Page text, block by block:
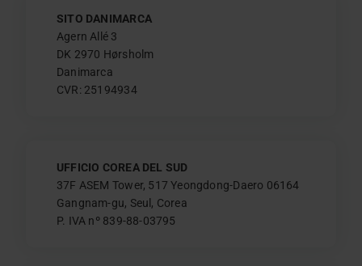
SITO DANIMARCA
Agern Allé 3
DK 2970 Hørsholm
Danimarca
CVR: 25194934
UFFICIO COREA DEL SUD
37F ASEM Tower, 517 Yeongdong-Daero 06164
Gangnam-gu, Seul, Corea
P. IVA nº 839-88-03795